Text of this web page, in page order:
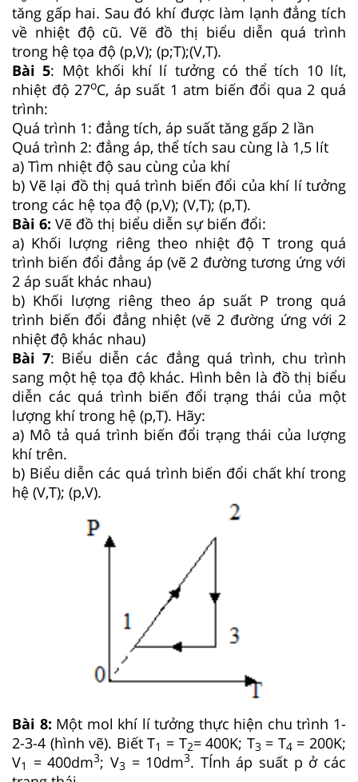
tăng gấp hai. Sau đó khí được làm lạnh đẳng tích
về nhiệt độ cũ. Vẽ đồ thị biểu diễn quá trình
trong hệ tọa độ (p,V); (p;T);(V,T).
Bài 5: Một khối khí lí tưởng có thể tích 10 lít,
nhiệt độ 27oC, áp suất 1 atm biến đổi qua 2 quá
trình:
Quá trình 1: đẳng tích, áp suất tăng gấp 2 lần
Quá trình 2: đẳng áp, thể tích sau cùng là 1,5 lít
a) Tìm nhiệt độ sau cùng của khí
b) Vẽ lại đồ thị quá trình biến đổi của khí lí tưởng
trong các hệ tọa độ (p,V); (V,T); (p,T).
Bài 6: Vẽ đồ thị biểu diễn sự biến đổi:
a) Khối lượng riêng theo nhiệt độ T trong quá
trình biến đổi đẳng áp (vẽ 2 đường tương ứng với
2 áp suất khác nhau)
b) Khối lượng riêng theo áp suất P trong quá
trình biến đổi đẳng nhiệt (vẽ 2 đường ứng với 2
nhiệt độ khác nhau)
Bài 7: Biểu diễn các đẳng quá trình, chu trình
sang một hệ tọa độ khác. Hình bên là đồ thị biểu
diễn các quá trình biến đổi trạng thái của một
lượng khí trong hệ (p,T). Hãy:
a) Mô tả quá trình biến đổi trạng thái của lượng
khí trên.
b) Biểu diễn các quá trình biến đổi chất khí trong
hệ (V,T); (p,V).
Bài 8: Một mol khí lí tưởng thực hiện chu trình 1-
2-3-4 (hình vẽ). Biết T1 = T2= 400K; T3 = T4= 200K;
V1 = 400dm3; V3 = 10dm3. TÍnh áp suất p ở các